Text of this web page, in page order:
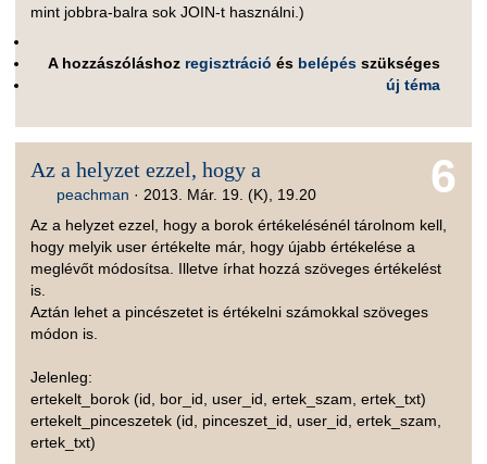
mint jobbra-balra sok JOIN-t használni.)
A hozzászóláshoz regisztráció és belépés szükséges
új téma
6
Az a helyzet ezzel, hogy a
peachman ·2013. Már. 19. (K), 19.20
Az a helyzet ezzel, hogy a borok értékelésénél tárolnom kell,
hogy melyik user értékelte már, hogy újabb értékelése a
meglévőt módosítsa. Illetve írhat hozzá szöveges értékelést
is.
Aztán lehet a pincészetet is értékelni számokkal szöveges
módon is.
Jelenleg:
ertekelt_borok (id, bor_id, user_id, ertek_szam, ertek_txt)
ertekelt_pinceszetek (id, pinceszet_id, user_id, ertek_szam,
ertek_txt)